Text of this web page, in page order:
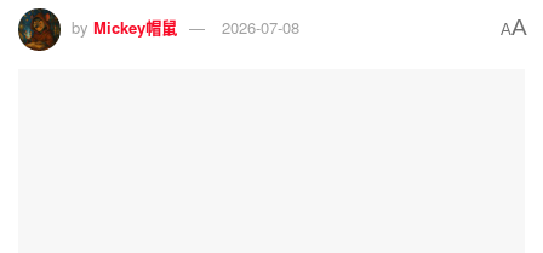
by Mickey帽鼠 2026-07-08 AA